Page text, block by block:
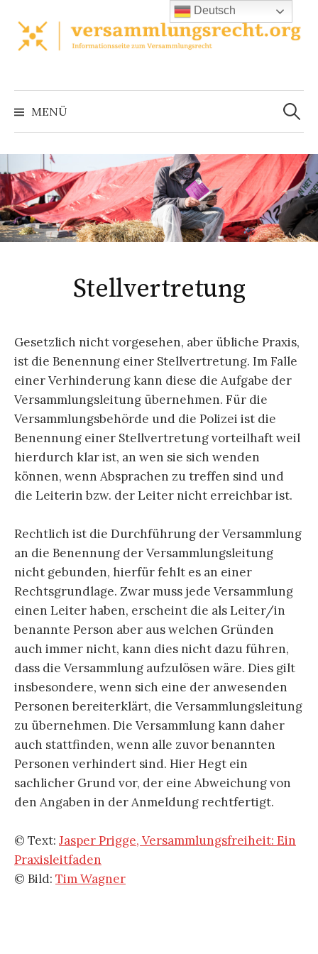
Inhalt
überspringen
MENÜ
Suchen
nach:
Stellvertretung
Gesetzlich nicht vorgesehen, aber übliche Praxis,
ist die Benennung einer Stellvertretung. Im Falle
einer Verhinderung kann diese die Aufgabe der
Versammlungsleitung übernehmen. Für die
Versammlungsbehörde und die Polizei ist die
Benennung einer Stellvertretung vorteilhaft weil
hierdurch klar ist, an wen sie sich wenden
können, wenn Absprachen zu treffen sind und
die Leiterin bzw. der Leiter nicht erreichbar ist.
Rechtlich ist die Durchführung der Versammlung
an die Benennung der Versammlungsleitung
nicht gebunden, hierfür fehlt es an einer
Rechtsgrundlage. Zwar muss jede Versammlung
einen Leiter haben, erscheint die als Leiter/in
benannte Person aber aus welchen Gründen
auch immer nicht, kann dies nicht dazu führen,
dass die Versammlung aufzulösen wäre. Dies gilt
insbesondere, wenn sich eine der anwesenden
Personen bereiterklärt, die Versammlungsleitung
zu übernehmen. Die Versammlung kann daher
auch stattfinden, wenn alle zuvor benannten
Personen verhindert sind. Hier Hegt ein
sachlicher Grund vor, der eine Abweichung von
den Angaben in der Anmeldung rechtfertigt.
© Text: Jasper Prigge, Versammlungsfreiheit: Ein
Praxisleitfaden
© Bild: Tim Wagner
Deutsch